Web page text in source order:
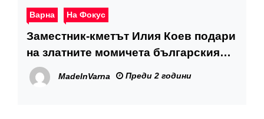
Варна На Фокус
Заместник-кметът Илия Коев подари
на златните момичета българския
трибагреник и им пожела успех на
Олимпиадата в Париж
MadeInVarna Преди 2 години